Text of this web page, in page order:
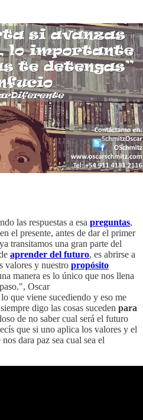
las respuestas a esa preguntas,
el presente, antes de dar el primer
transitamos una gran parte del
aprender del futuro, es abrirse a
valores y nuestro propósito
manera es lo único que nos llena
Oscar
que viene sucediendo y eso me
digo las cosas suceden para
de no saber cual será el futuro
que si uno aplica los valores y el
dara paz sea cual sea el